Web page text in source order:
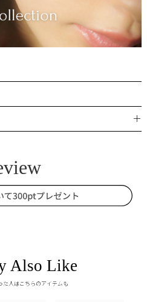
＋
Also Like
た人はこちらのアイテムも